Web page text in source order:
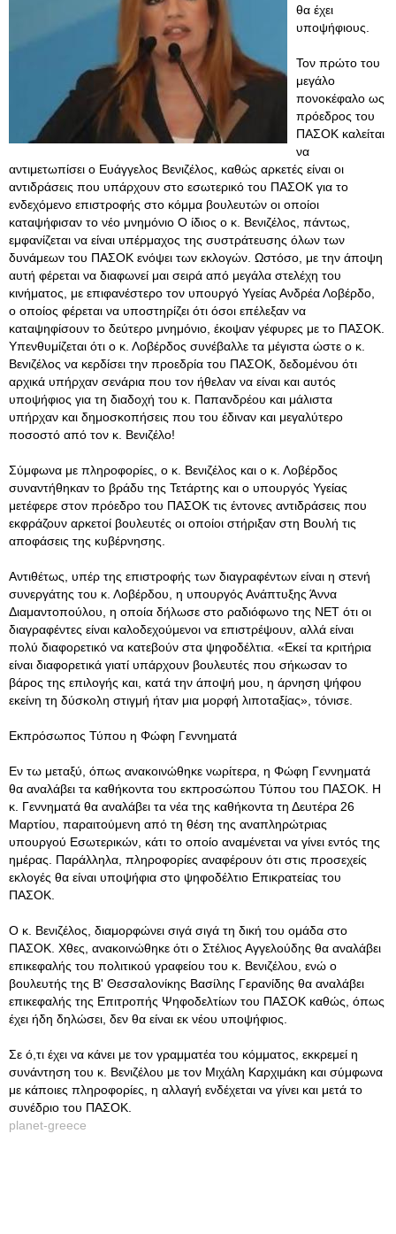
θα έχει
υποψήφιους.
Τον πρώτο του
μεγάλο
πονοκέφαλο ως
πρόεδρος του
ΠΑΣΟΚ καλείται
να
αντιμετωπίσει ο Ευάγγελος Βενιζέλος, καθώς αρκετές είναι οι
αντιδράσεις που υπάρχουν στο εσωτερικό του ΠΑΣΟΚ για το
ενδεχόμενο επιστροφής στο κόμμα βουλευτών οι οποίοι
καταψήφισαν το νέο μνημόνιο Ο ίδιος ο κ. Βενιζέλος, πάντως,
εμφανίζεται να είναι υπέρμαχος της συστράτευσης όλων των
δυνάμεων του ΠΑΣΟΚ ενόψει των εκλογών. Ωστόσο, με την άποψη
αυτή φέρεται να διαφωνεί μαι σειρά από μεγάλα στελέχη του
κινήματος, με επιφανέστερο τον υπουργό Υγείας Ανδρέα Λοβέρδο,
ο οποίος φέρεται να υποστηρίζει ότι όσοι επέλεξαν να
καταψηφίσουν το δεύτερο μνημόνιο, έκοψαν γέφυρες με το ΠΑΣΟΚ.
Υπενθυμίζεται ότι ο κ. Λοβέρδος συνέβαλλε τα μέγιστα ώστε ο κ.
Βενιζέλος να κερδίσει την προεδρία του ΠΑΣΟΚ, δεδομένου ότι
αρχικά υπήρχαν σενάρια που τον ήθελαν να είναι και αυτός
υποψήφιος για τη διαδοχή του κ. Παπανδρέου και μάλιστα
υπήρχαν και δημοσκοπήσεις που του έδιναν και μεγαλύτερο
ποσοστό από τον κ. Βενιζέλο!
Σύμφωνα με πληροφορίες, ο κ. Βενιζέλος και ο κ. Λοβέρδος
συναντήθηκαν το βράδυ της Τετάρτης και ο υπουργός Υγείας
μετέφερε στον πρόεδρο του ΠΑΣΟΚ τις έντονες αντιδράσεις που
εκφράζουν αρκετοί βουλευτές οι οποίοι στήριξαν στη Βουλή τις
αποφάσεις της κυβέρνησης.
Αντιθέτως, υπέρ της επιστροφής των διαγραφέντων είναι η στενή
συνεργάτης του κ. Λοβέρδου, η υπουργός Ανάπτυξης Άννα
Διαμαντοπούλου, η οποία δήλωσε στο ραδιόφωνο της ΝΕΤ ότι οι
διαγραφέντες είναι καλοδεχούμενοι να επιστρέψουν, αλλά είναι
πολύ διαφορετικό να κατεβούν στα ψηφοδέλτια. «Εκεί τα κριτήρια
είναι διαφορετικά γιατί υπάρχουν βουλευτές που σήκωσαν το
βάρος της επιλογής και, κατά την άποψή μου, η άρνηση ψήφου
εκείνη τη δύσκολη στιγμή ήταν μια μορφή λιποταξίας», τόνισε.
Εκπρόσωπος Τύπου η Φώφη Γεννηματά
Εν τω μεταξύ, όπως ανακοινώθηκε νωρίτερα, η Φώφη Γεννηματά
θα αναλάβει τα καθήκοντα του εκπροσώπου Τύπου του ΠΑΣΟΚ. Η
κ. Γεννηματά θα αναλάβει τα νέα της καθήκοντα τη Δευτέρα 26
Μαρτίου, παραιτούμενη από τη θέση της αναπληρώτριας
υπουργού Εσωτερικών, κάτι το οποίο αναμένεται να γίνει εντός της
ημέρας. Παράλληλα, πληροφορίες αναφέρουν ότι στις προσεχείς
εκλογές θα είναι υποψήφια στο ψηφοδέλτιο Επικρατείας του
ΠΑΣΟΚ.
Ο κ. Βενιζέλος, διαμορφώνει σιγά σιγά τη δική του ομάδα στο
ΠΑΣΟΚ. Χθες, ανακοινώθηκε ότι ο Στέλιος Αγγελούδης θα αναλάβει
επικεφαλής του πολιτικού γραφείου του κ. Βενιζέλου, ενώ ο
βουλευτής της Β' Θεσσαλονίκης Βασίλης Γερανίδης θα αναλάβει
επικεφαλής της Επιτροπής Ψηφοδελτίων του ΠΑΣΟΚ καθώς, όπως
έχει ήδη δηλώσει, δεν θα είναι εκ νέου υποψήφιος.
Σε ό,τι έχει να κάνει με τον γραμματέα του κόμματος, εκκρεμεί η
συνάντηση του κ. Βενιζέλου με τον Μιχάλη Καρχιμάκη και σύμφωνα
με κάποιες πληροφορίες, η αλλαγή ενδέχεται να γίνει και μετά το
συνέδριο του ΠΑΣΟΚ.
planet-greece